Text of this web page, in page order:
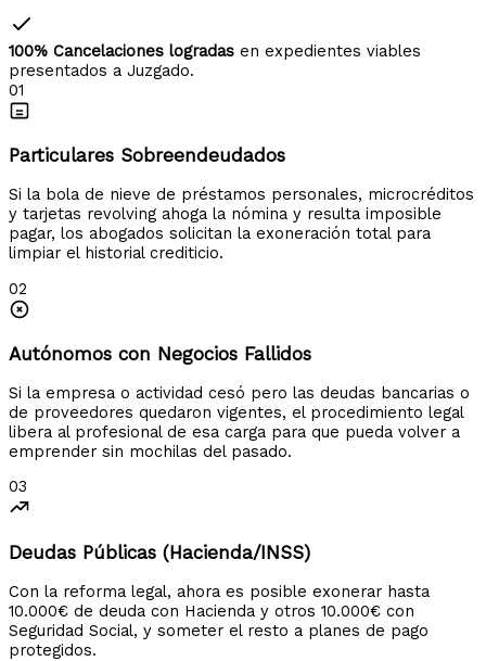
100% Cancelaciones logradas en expedientes viables
presentados a Juzgado.
01
Particulares Sobreendeudados
Si la bola de nieve de préstamos personales, microcréditos
y tarjetas revolving ahoga la nómina y resulta imposible
pagar, los abogados solicitan la exoneración total para
limpiar el historial crediticio.
02
Autónomos con Negocios Fallidos
Si la empresa o actividad cesó pero las deudas bancarias o
de proveedores quedaron vigentes, el procedimiento legal
libera al profesional de esa carga para que pueda volver a
emprender sin mochilas del pasado.
03
Deudas Públicas (Hacienda/INSS)
Con la reforma legal, ahora es posible exonerar hasta
10.000€ de deuda con Hacienda y otros 10.000€ con
Seguridad Social, y someter el resto a planes de pago
protegidos.